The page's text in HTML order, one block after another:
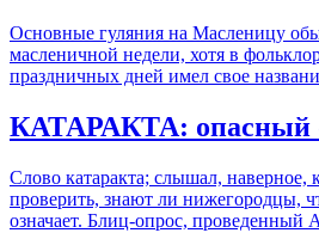
Основные гуляния на Масленицу
масленичной недели, хотя в
праздничных дней имел свое
КАТАРАКТА: опасный
Слово катаракта; слышал,
проверить, знают ли нижегородцы,
означает. Блиц-опрос,